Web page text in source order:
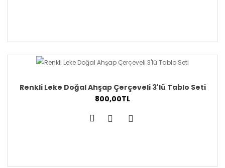
Renkli Leke Doğal Ahşap Çerçeveli 3'lü Tablo Seti
800,00TL